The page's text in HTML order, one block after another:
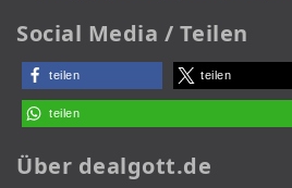
Social Media / Teilen
teilen teilen
teilen
Über dealgott.de